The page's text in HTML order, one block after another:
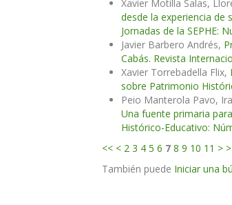
Xavier Motilla Salas,
desde la experiencia de
Jornadas de la SEPHE:
Javier Barbero Andrés,
Cabás. Revista
Xavier Torrebadella Flix,
sobre Patrimonio
Peio Manterola Pavo,
Una fuente primaria
Histórico-Educativo:
<< < 2 3 4 5 6 7 8 9 10 11 >
También puede Iniciar una